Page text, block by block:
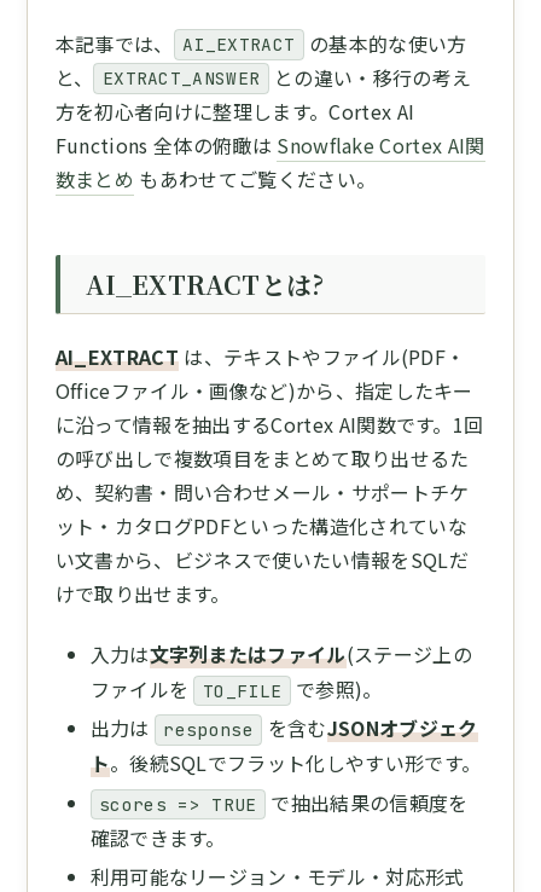
本記事では、 AI_EXTRACT
の基本的な使い方
と、
EXTRACT_ANSWER
との違い・移行の考え
方を初心者向けに整理します。Cortex AI
Functions 全体の俯瞰は Snowflake Cortex AI関
数まとめ もあわせてご覧ください。
AI_EXTRACTとは?
AI_EXTRACTは、テキストやファイル(PDF・
Officeファイル・画像など)から、指定したキー
に沿って情報を抽出するCortex AI関数です。1回
の呼び出しで複数項目をまとめて取り出せるた
め、契約書・問い合わせメール・サポートチケ
ット・カタログPDFといった構造化されていな
い文書から、ビジネスで使いたい情報をSQLだ
けで取り出せます。
入力は文字列またはファイル(ステージ上の
ファイルを
TO_FILE
で参照)。
出力は
response を含むJSONオブジェク
ト。後続SQLでフラット化しやすい形です。
scores => TRUE
で抽出結果の信頼度を
確認できます。
利用可能なリージョン・モデル・対応形式